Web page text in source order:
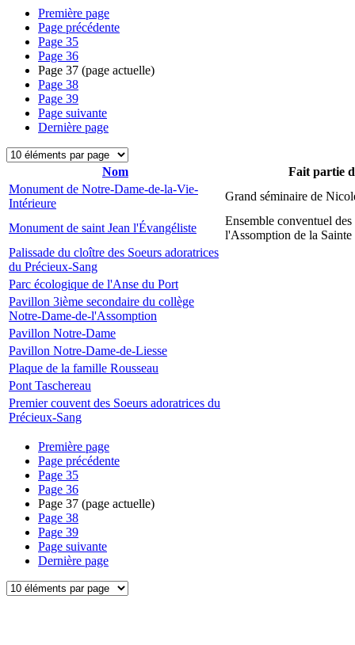
Première page
Page précédente
Page 35
Page 36
Page 37 (page actuelle)
Page 38
Page 39
Page suivante
Dernière page
Nom
Fait partie
Monument de Notre-Dame-de-la-Vie-
Intérieure
Grand séminaire de
Monument de saint Jean l'Évangéliste
Ensemble conventuel des
l'Assomption de la
Palissade du cloître des Soeurs adoratrices
du Précieux-Sang
Parc écologique de l'Anse du Port
Pavillon 3ième secondaire du collège
Notre-Dame-de-l'Assomption
Pavillon Notre-Dame
Pavillon Notre-Dame-de-Liesse
Plaque de la famille Rousseau
Pont Taschereau
Premier couvent des Soeurs adoratrices du
Précieux-Sang
Première page
Page précédente
Page 35
Page 36
Page 37 (page actuelle)
Page 38
Page 39
Page suivante
Dernière page